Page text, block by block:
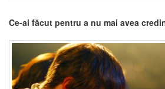
Ce-ai făcut pentru a nu mai avea